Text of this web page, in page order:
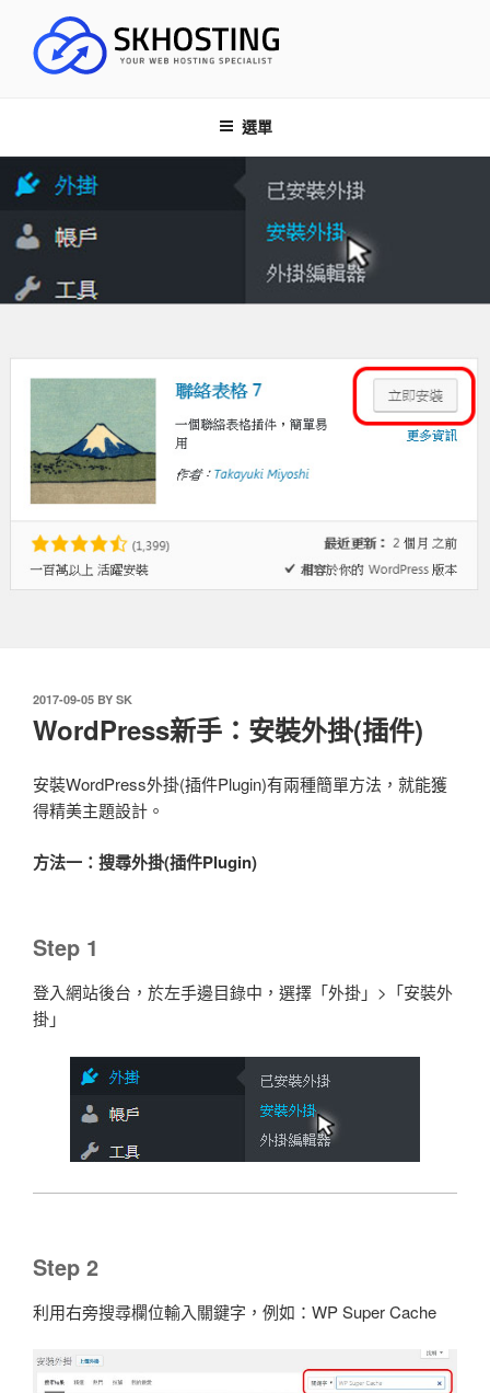
選單
發
表
於
2017-09-05 BY SK
WordPress新手：安裝外掛(插件)
安裝WordPress外掛(插件Plugin)有兩種簡單方法，就能獲
得精美主題設計。
方法一：搜尋外掛(插件Plugin)
Step 1
登入網站後台，於左手邊目錄中，選擇「外掛」>「安裝外
掛」
Step 2
利用右旁搜尋欄位輸入關鍵字，例如：WP Super Cache